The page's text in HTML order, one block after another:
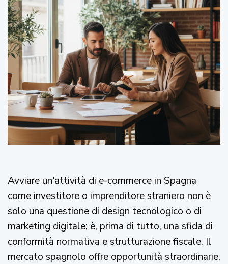
Avviare un'attività di e-commerce in Spagna
come investitore o imprenditore straniero non è
solo una questione di design tecnologico o di
marketing digitale; è, prima di tutto, una sfida di
conformità normativa e strutturazione fiscale. Il
mercato spagnolo offre opportunità straordinarie,